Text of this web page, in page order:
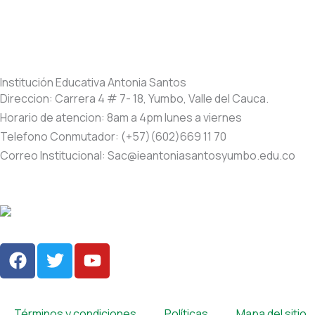
Institución Educativa Antonia Santos
Direccion: Carrera 4 # 7- 18, Yumbo, Valle del Cauca.
Horario de atencion: 8am a 4pm lunes a viernes
Telefono Conmutador: (+57)(602)669 11 70
Correo Institucional: Sac@ieantoniasantosyumbo.edu.co
F
a
c
e
T
w
i
Y
o
u
t